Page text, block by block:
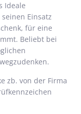
Ideale
Einsatz
für eine
Beliebt bei
zb. von der Firma